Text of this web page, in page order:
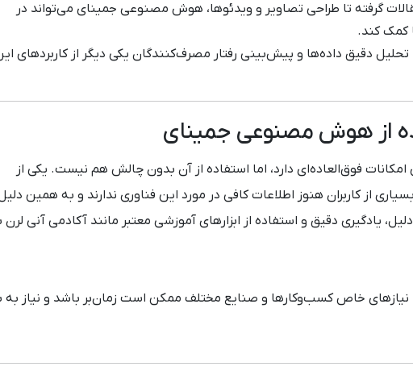
گرفته تا طراحی تصاویر و ویدئوها، هوش مصنوعی جمینای می‌تواند در
کمک کند.
تحلیل دقیق داده‌ها و پیش‌بینی رفتار مصرف‌کنندگان یکی دیگر از کاربردهای
از هوش مصنوعی جمینای
فوق‌العاده‌ای دارد، اما استفاده از آن بدون چالش هم نیست. یکی از
از کاربران هنوز اطلاعات کافی در مورد این فناوری ندارند و به همین
یادگیری دقیق و استفاده از ابزارهای آموزشی معتبر مانند آکادمی آنی لرن
نیازهای خاص کسب‌وکارها و صنایع مختلف ممکن است زمان‌بر باشد و نیاز به